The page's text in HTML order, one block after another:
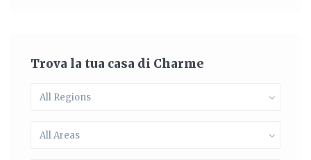
Trova la tua casa di Charme
All Regions
All Areas